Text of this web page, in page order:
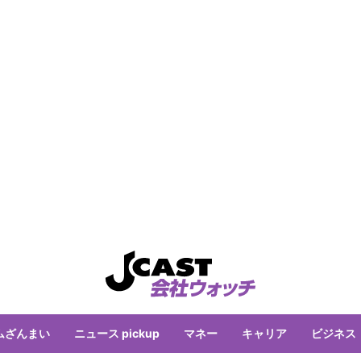
ざんまい ニュース pickup マネー キャリア ビジネス